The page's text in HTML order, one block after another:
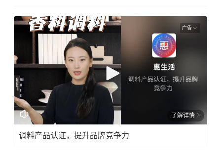
广告
了解详情
调料产品认证，提升品牌竞争力